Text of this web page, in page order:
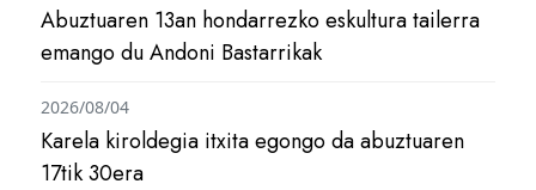
Abuztuaren 13an hondarrezko eskultura tailerra
emango du Andoni Bastarrikak
Karela kiroldegia itxita egongo da abuztuaren
17tik 30era
2026/08/04